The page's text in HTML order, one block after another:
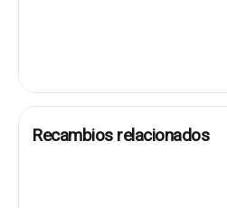
Recambios relacionados